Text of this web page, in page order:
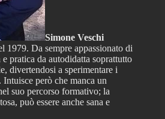
Simone Veschi
1979. Da sempre appassionato di
pratica da autodidatta soprattutto
divertendosi a sperimentare i
però che manca un
suo percorso formativo; la
può essere anche sana e